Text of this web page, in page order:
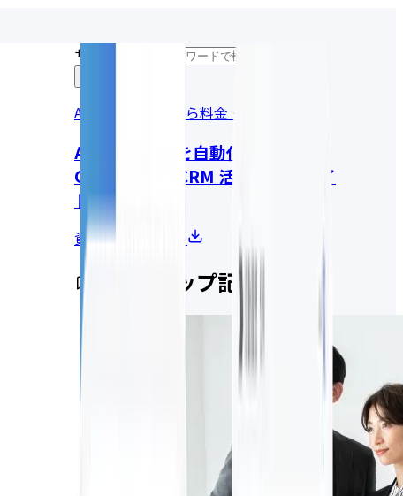
サイト内検索
AI変革の全体像から料金・事例まで
AI社員で営業を自動化する
GENIEE SFA/CRM 活用・導入ガイ
ド
資料請求はこちら
ピックアップ記事